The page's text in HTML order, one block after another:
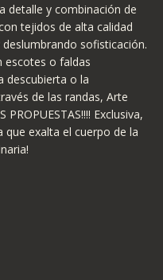
detalle y combinación de
tejidos de alta calidad
sofisticación.
escotes o faldas
descubierta o la
de las randas, Arte
Exclusiva,
que exalta el cuerpo de la